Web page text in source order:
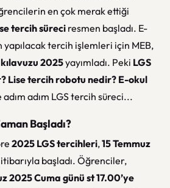
en çok merak ettiği
tercih süreci resmen başladı. E-
tercih işlemleri için MEB,
2025yayımladı. Peki LGS
Lise tercih robotu nedir? E-okul
adım adım LGS tercih süreci...
Başladı?
2025 LGS tercihleri,15 Temmuz
itibarıyla başladı. Öğrenciler,
2025 Cuma günü st 17.00’ye